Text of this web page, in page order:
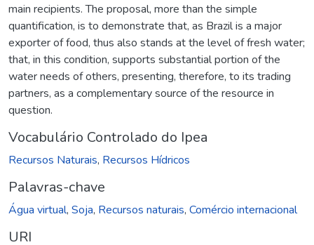
main recipients. The proposal, more than the simple
quantification, is to demonstrate that, as Brazil is a major
exporter of food, thus also stands at the level of fresh water;
that, in this condition, supports substantial portion of the
water needs of others, presenting, therefore, to its trading
partners, as a complementary source of the resource in
question.
Vocabulário Controlado do Ipea
Recursos Naturais, Recursos Hídricos
Palavras-chave
Água virtual, Soja, Recursos naturais, Comércio internacional
URI